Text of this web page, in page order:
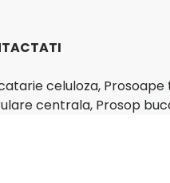
celuloza, Prosoape
centrala, Prosop